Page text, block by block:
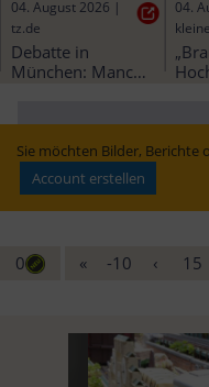
05. August 2026 |
welt.de
Bahn schafft erste
Korridorsanierung
04.
tz.de
Sie möchten Bilder, Berichte
Account erstellen
0 « -10 ‹ 15